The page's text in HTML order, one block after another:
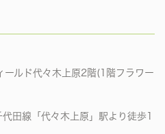
ルド代々木上原2階(1階フラワー
田線「代々木上原」駅より徒歩1